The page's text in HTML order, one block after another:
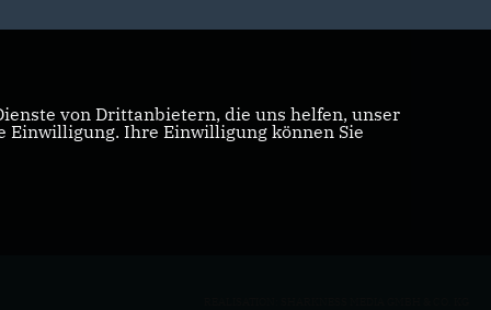
von Drittanbietern, die uns helfen, unser
Einwilligung. Ihre Einwilligung können Sie